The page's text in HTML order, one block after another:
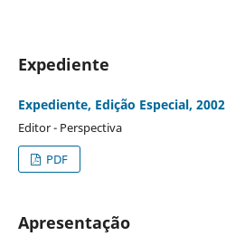
Expediente
Expediente, Edição Especial, 2002
Editor - Perspectiva
PDF
Apresentação